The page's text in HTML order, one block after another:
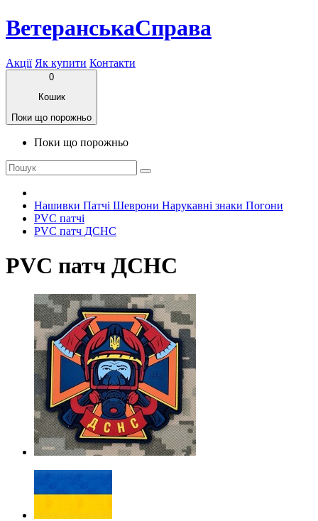
ВетеранськаСправа
Акції Як купити Контакти
0
Кошик
Поки що порожньо
Поки що порожньо
Нашивки Патчі Шеврони Нарукавні знаки Погони
PVC патчі
PVC патч ДСНС
PVC патч ДСНС